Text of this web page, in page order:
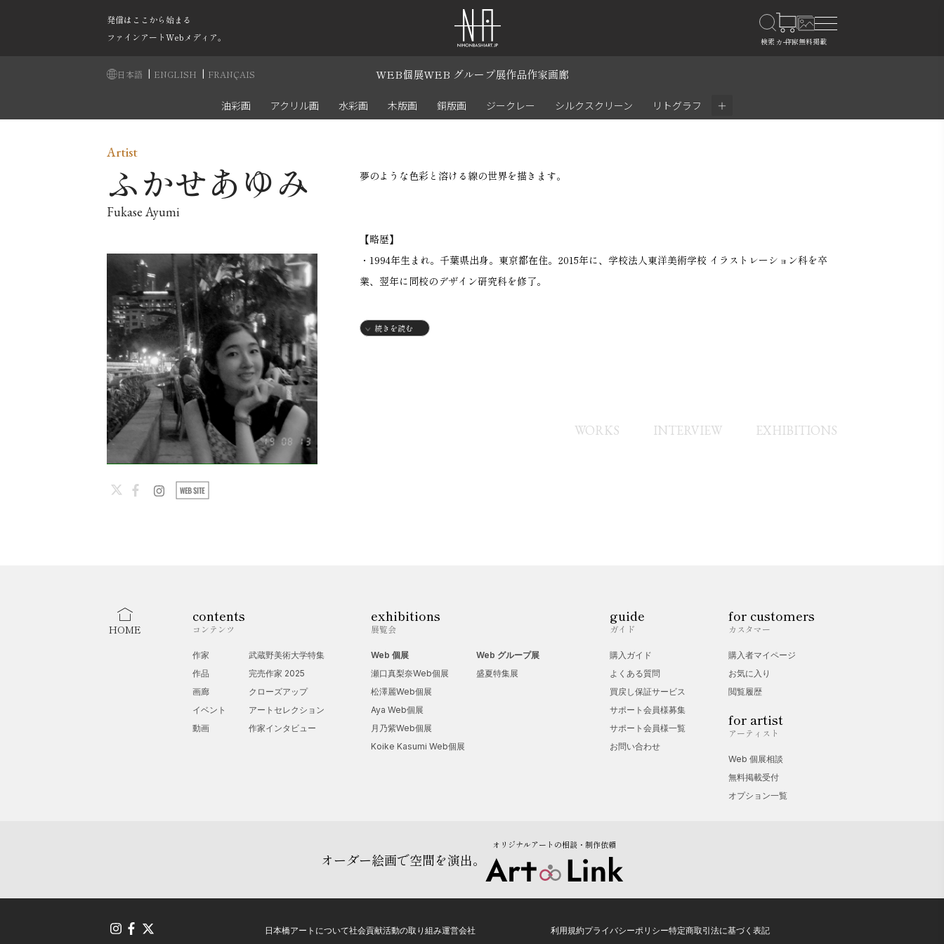
発信はここから始まる
ファインアートWebメディア。
日本語 | ENGLISH | FRANÇAIS WEB個展WEB グループ展作品作家画廊
油彩画 アクリル画 水彩画 木版画 銅版画 ジークレー シルクスクリーン リトグラフ ＋
夢のような色彩と溶ける線の世界を描きます。
【略歴】
・1994年生まれ。千葉県出身。東京都在住。2015年に、学校法人東洋美術学校 イラストレーション科を卒
業、翌年に同校のデザイン研究科を修了。
【グループ展】
続きを読む
Artist
ふかせあゆみ
Fukase Ayumi
WORKS INTERVIEW EXHIBITIONS
HOME
contents
コンテンツ
作家
作品
画廊
イベント
動画
武蔵野美術大学特集
完売作家 2025
クローズアップ
アートセレクション
作家インタビュー
exhibitions
展覧会
Web 個展
瀬口真梨奈Web個展
松澤麗Web個展
Aya Web個展
月乃紫Web個展
Koike Kasumi Web個展
Web グループ展
盛夏特集展
guide
ガイド
購入ガイド
よくある質問
買戻し保証サービス
サポート会員様募集
サポート会員様一覧
お問い合わせ
for customers
カスタマー
購入者マイページ
お気に入り
閲覧履歴
for artist
アーティスト
Web 個展相談
無料掲載受付
オプション一覧
オーダー絵画で空間を演出。
オリジナルアートの相談・制作依頼
日本橋アートについて社会貢献活動の取り組み運営会社 利用規約プライバシーポリシー特定商取引法に基づく表記